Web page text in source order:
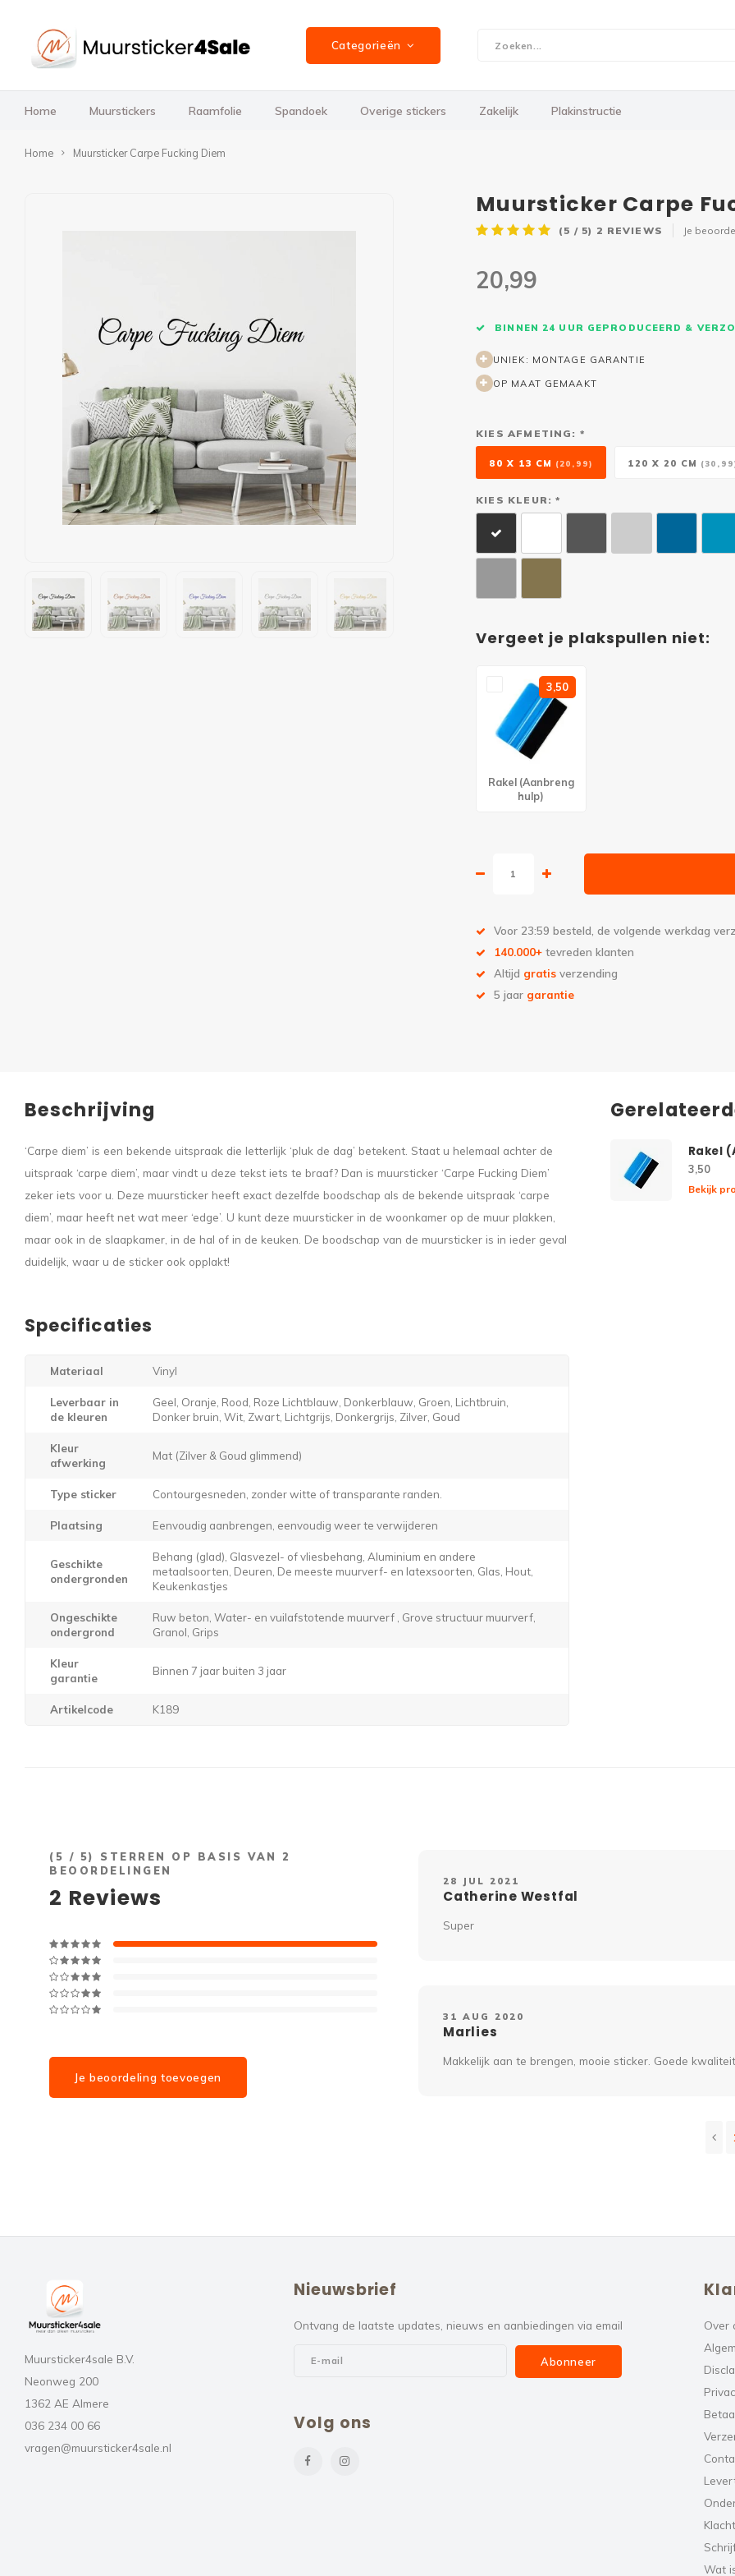
Categorieën
Home Muurstickers Raamfolie Spandoek Overige stickers Zakelijk Plakinstructie
Home Muursticker Carpe Fucking Diem
Muursticker Carpe
(5 / 5) 2 REVIEWS Je
20,99
BINNEN 24 UUR GEPRODUCEERD &
UNIEK: MONTAGE GARANTIE
OP MAAT GEMAAKT
KIES AFMETING: *
80 X 13 CM (20,99) 120 X 20 CM
KIES KLEUR: *
Vergeet je plakspullen niet:
3,50
Rakel (Aanbreng
hulp)
Voor 23:59 besteld, de volgende werkdag
140.000+ tevreden klanten
Altijd gratis verzending
5 jaar garantie
Beschrijving
‘Carpe diem’ is een bekende uitspraak die letterlijk ‘pluk de dag’ betekent. Staat u helemaal achter de
uitspraak ‘carpe diem’, maar vindt u deze tekst iets te braaf? Dan is muursticker ‘Carpe Fucking Diem’
zeker iets voor u. Deze muursticker heeft exact dezelfde boodschap als de bekende uitspraak ‘carpe
diem’, maar heeft net wat meer ‘edge’. U kunt deze muursticker in de woonkamer op de muur plakken,
maar ook in de slaapkamer, in de hal of in de keuken. De boodschap van de muursticker is in ieder geval
duidelijk, waar u de sticker ook opplakt!
Specificaties
Materiaal Vinyl
Leverbaar in
de kleuren
Geel, Oranje, Rood, Roze Lichtblauw, Donkerblauw, Groen, Lichtbruin,
Donker bruin, Wit, Zwart, Lichtgrijs, Donkergrijs, Zilver, Goud
Kleur
afwerking
Mat (Zilver & Goud glimmend)
Type sticker Contourgesneden, zonder witte of transparante randen.
Plaatsing Eenvoudig aanbrengen, eenvoudig weer te verwijderen
Geschikte
ondergronden
Behang (glad), Glasvezel- of vliesbehang, Aluminium en andere
metaalsoorten, Deuren, De meeste muurverf- en latexsoorten, Glas, Hout,
Keukenkastjes
Ongeschikte
ondergrond
Ruw beton, Water- en vuilafstotende muurverf , Grove structuur muurverf,
Granol, Grips
Kleur
garantie
Binnen 7 jaar buiten 3 jaar
Artikelcode K189
Rakel
3,50
Bekijk
( 5 / 5) STERREN OP BASIS VAN 2
BEOORDELINGEN
2 Reviews
Je beoordeling toevoegen
28 JUL 2021
Catherine Westfal
Super
31 AUG 2020
Marlies
Makkelijk aan te brengen, mooie sticker. Goede
Muursticker4sale B.V.
Neonweg 200
1362 AE Almere
036 234 00 66
vragen@muursticker4sale.nl
Nieuwsbrief
Ontvang de laatste updates, nieuws en aanbiedingen via email
Abonneer
Volg ons
Over
Wat